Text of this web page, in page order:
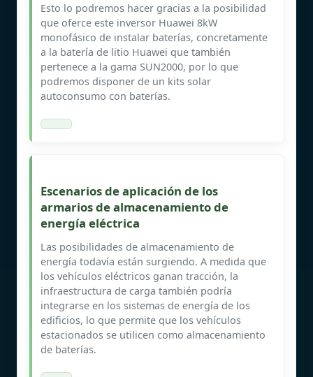
Esto lo podremos hacer gracias a la posibilidad
que oferce este inversor Huawei 8kW
monofásico de instalar baterías, concretamente
a la batería de litio Huawei que también
pertenece a la gama SUN2000, por lo que
podremos disponer de un kits solar
autoconsumo con baterías.
Escenarios de aplicación de los
armarios de almacenamiento de
energía eléctrica
Las posibilidades de almacenamiento de
energía todavía están surgiendo. A medida que
los vehículos eléctricos ganan tracción, la
infraestructura de carga también podría
integrarse en los sistemas de energía de los
edificios, lo que permite que los vehículos
estacionados se utilicen como almacenamiento
de baterías.